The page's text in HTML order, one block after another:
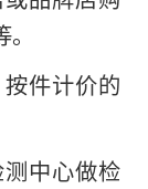
件计价的
中心做检